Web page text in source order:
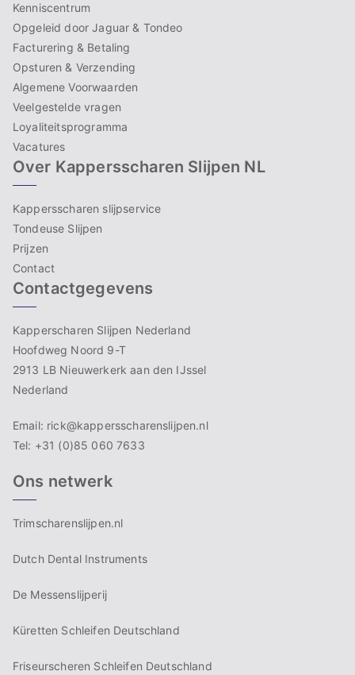
Kenniscentrum
Opgeleid door Jaguar & Tondeo
Facturering & Betaling
Opsturen & Verzending
Algemene Voorwaarden
Veelgestelde vragen
Loyaliteitsprogramma
Vacatures
Over Kappersscharen Slijpen NL
Kappersscharen slijpservice
Tondeuse Slijpen
Prijzen
Contact
Contactgegevens
Kapperscharen Slijpen Nederland
Hoofdweg Noord 9-T
2913 LB Nieuwerkerk aan den IJssel
Nederland
Email: rick@kappersscharenslijpen.nl
Tel: +31 (0)85 060 7633
Ons netwerk
Trimscharenslijpen.nl
Dutch Dental Instruments
De Messenslijperij
Küretten Schleifen Deutschland
Friseurscheren Schleifen Deutschland